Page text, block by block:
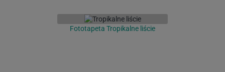
Fototapeta Tropikalne liście